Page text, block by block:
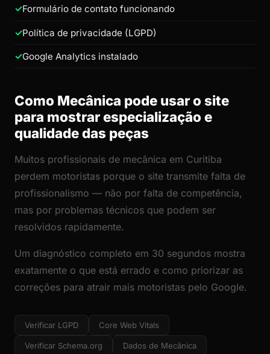
Formulário de contato funcionando
Política de privacidade (LGPD)
Google Analytics instalado
Como Mecânica pode usar o site
para mostrar especialização e
qualidade das peças
Muitos profissionais de mecânica em Curitiba
perdem motoristas porque o site transmite falta de
profissionalismo — não por falta de competência,
mas por problemas técnicos que podem ser
resolvidos rapidamente.
Um diagnóstico completo em 30 segundos mostra
exatamente o que está errado e como priorizar as
correções para atrair mais motoristas pelo Google.
Verificar LGPD Core Web Vitals
Verificar Schema.org Dados de Mecânica